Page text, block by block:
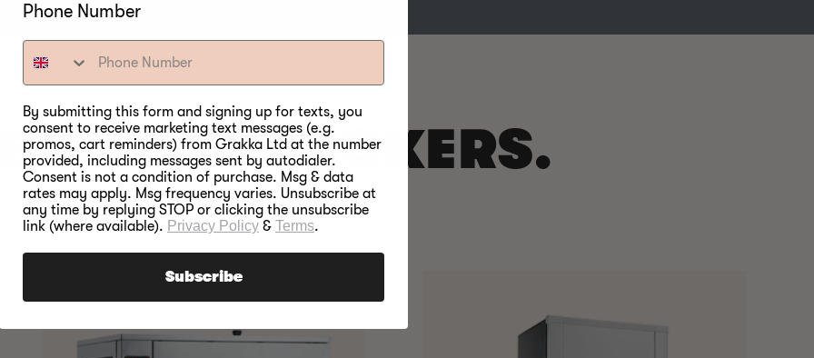
VOEDSELROKERS.
OOIT.
Phone Number
By submitting this form and signing up for texts, you
consent to receive marketing text messages (e.g.
promos, cart reminders) from Grakka Ltd at the number
provided, including messages sent by autodialer.
Consent is not a condition of purchase. Msg & data
rates may apply. Msg frequency varies. Unsubscribe at
any time by replying STOP or clicking the unsubscribe
link (where available). Privacy Policy & Terms.
Subscribe